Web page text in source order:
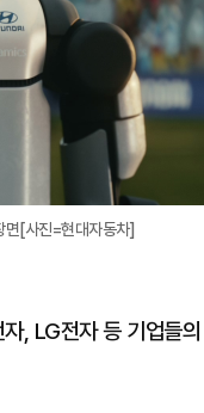
면[사진=현대자동차]
, LG전자 등 기업들